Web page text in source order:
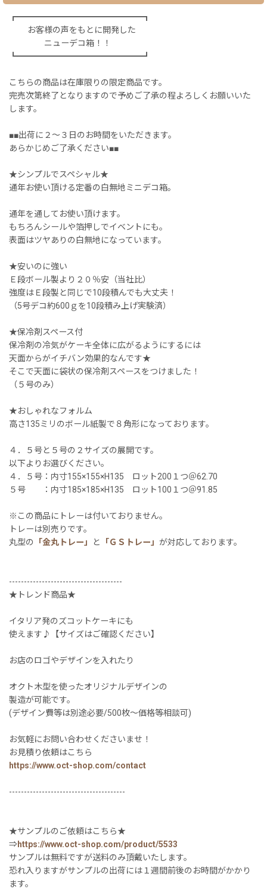
┏━━━━━━━━━━━━━━━┓
お客様の声をもとに開発した
ニューデコ箱！！
┗━━━━━━━━━━━━━━━┛
こちらの商品は在庫限りの限定商品です。
完売次第終了となりますので予めご了承の程よろしくお願いいた
します。
■■出荷に２〜３日のお時間をいただきます。
あらかじめご了承ください■■
★シンプルでスペシャル★
通年お使い頂ける定番の白無地ミニデコ箱。
通年を通してお使い頂けます。
もちろんシールや箔押しでイベントにも。
表面はツヤありの白無地になっています。
★安いのに強い
Ｅ段ボール製より２０％安（当社比）
強度はＥ段製と同じで10段積んでも大丈夫！
（5号デコ約600ｇを10段積み上げ実験済）
★保冷剤スペース付
保冷剤の冷気がケーキ全体に広がるようにするには
天面からがイチバン効果的なんです★
そこで天面に袋状の保冷剤スペースをつけました！
（５号のみ）
★おしゃれなフォルム
高さ135ミリのボール紙製で８角形になっております。
４．５号と５号の２サイズの展開です。
以下よりお選びください。
４．５号：内寸155×155×H135 ロット200１つ＠62.70
５号 ：内寸185×185×H135 ロット100１つ＠91.85
※この商品にトレーは付いておりません。
トレーは別売りです。
丸型の
「金丸トレー」 と 「ＧＳトレー」 が対応しております。
--------------------------------------
★トレンド商品★
イタリア発のズコットケーキにも
使えます♪【サイズはご確認ください】
お店のロゴやデザインを入れたり
オクト木型を使ったオリジナルデザインの
製造が可能です。
(デザイン費等は別途必要/500枚〜価格等相談可)
お気軽にお問い合わせくださいませ！
お見積り依頼はこちら
https://www.oct-shop.com/contact
---------------------------------------
★サンプルのご依頼はこちら★
⇒https://www.oct-shop.com/product/5533
サンプルは無料ですが送料のみ頂戴いたします。
恐れ入りますがサンプルの出荷には１週間前後のお時間がかかり
ます。